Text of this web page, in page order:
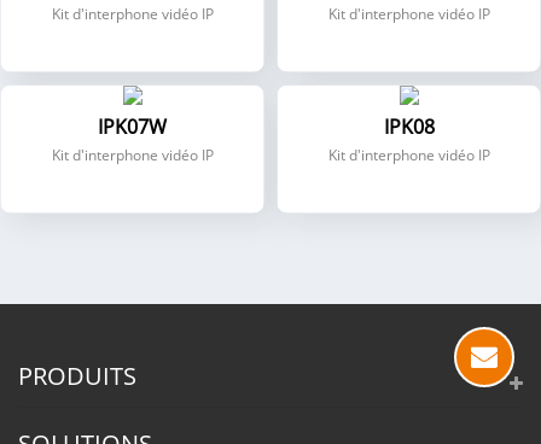
Kit d'interphone vidéo IP Kit d'interphone vidéo IP
IPK07W
Kit d'interphone vidéo IP
IPK08
Kit d'interphone vidéo IP
PRODUITS